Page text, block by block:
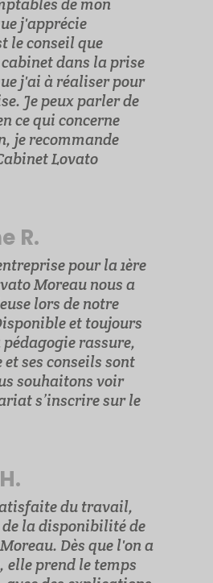
de mon
j'apprécie
le conseil que
dans la prise
j'ai à réaliser pour
Je peux parler de
ce qui concerne
je recommande
Lovato
R.
pour la 1ère
Moreau nous a
lors de notre
et toujours
rassure,
ses conseils sont
souhaitons voir
s’inscrire sur le
du travail,
de la disponibilité de
Dès que l'on a
elle prend le temps